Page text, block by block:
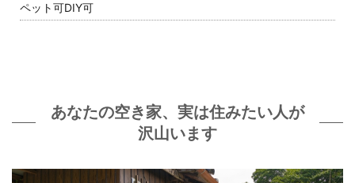
ペット可DIY可
あなたの空き家、実は住みたい人が
沢山います